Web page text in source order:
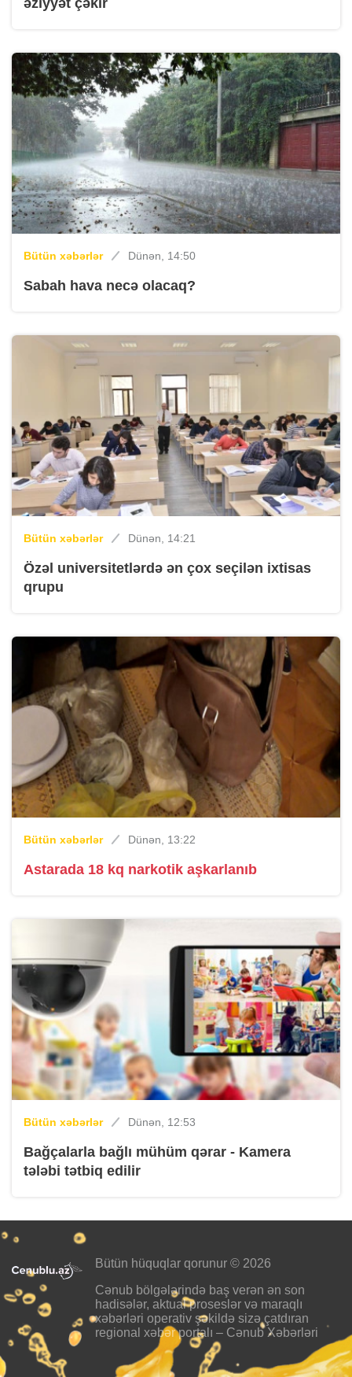
əziyyət çəkir
Bütün xəbərlər Dünən, 14:50
Sabah hava necə olacaq?
Bütün xəbərlər Dünən, 14:21
Özəl universitetlərdə ən çox seçilən ixtisas
qrupu
Bütün xəbərlər Dünən, 13:22
Astarada 18 kq narkotik aşkarlanıb
Bütün xəbərlər Dünən, 12:53
Bağçalarla bağlı mühüm qərar - Kamera
tələbi tətbiq edilir
Bütün hüquqlar qorunur © 2026
Cənub bölgələrində baş verən ən son
hadisələr, aktual proseslər və maraqlı
xəbərləri operativ şəkildə sizə çatdıran
regional xəbər portalı – Cənub Xəbərləri